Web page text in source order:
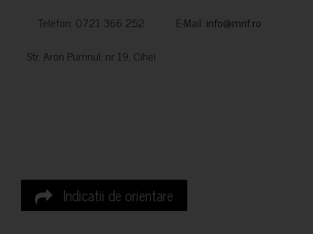
Telefon: 0721 366 252 E-Mail: info@mnf.ro
Str. Aron Pumnul, nr 19, Cihei
Indicatii de orientare